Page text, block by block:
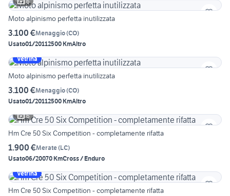
Moto alpinismo perfetta inutilizzata
3.100 €Menaggio(CO)
Usato01/20112500 KmAltro
Vetrina
Moto alpinismo perfetta inutilizzata
3.100 €Menaggio(CO)
Usato01/20112500 KmAltro
6
Hm Cre 50 Six Competition - completamente rifatta
1.900 €Merate(LC)
Usato06/20070 KmCross / Enduro
Vetrina
Hm Cre 50 Six Competition - completamente rifatta